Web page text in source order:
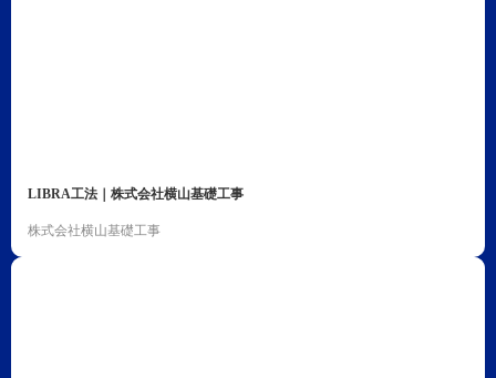
LIBRA工法｜株式会社横山基礎工事
株式会社横山基礎工事